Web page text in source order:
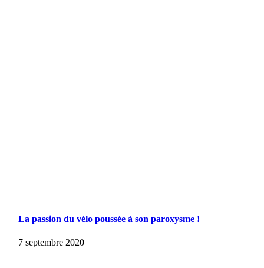
La passion du vélo poussée à son paroxysme !
7 septembre 2020